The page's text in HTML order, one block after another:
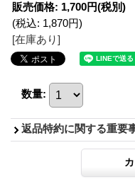
販売価格: 1,700円(税別)
(税込: 1,870円)
[在庫あり]
数量:
返品特約に関する重要